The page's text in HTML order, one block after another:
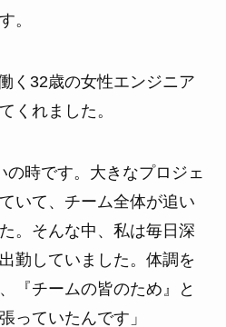
。
く32歳の女性エンジニア
くれました。
の時です。大きなプロジェ
いて、チーム全体が追い
。そんな中、私は毎日深
勤していました。体調を
『チームの皆のため』と
っていたんです」